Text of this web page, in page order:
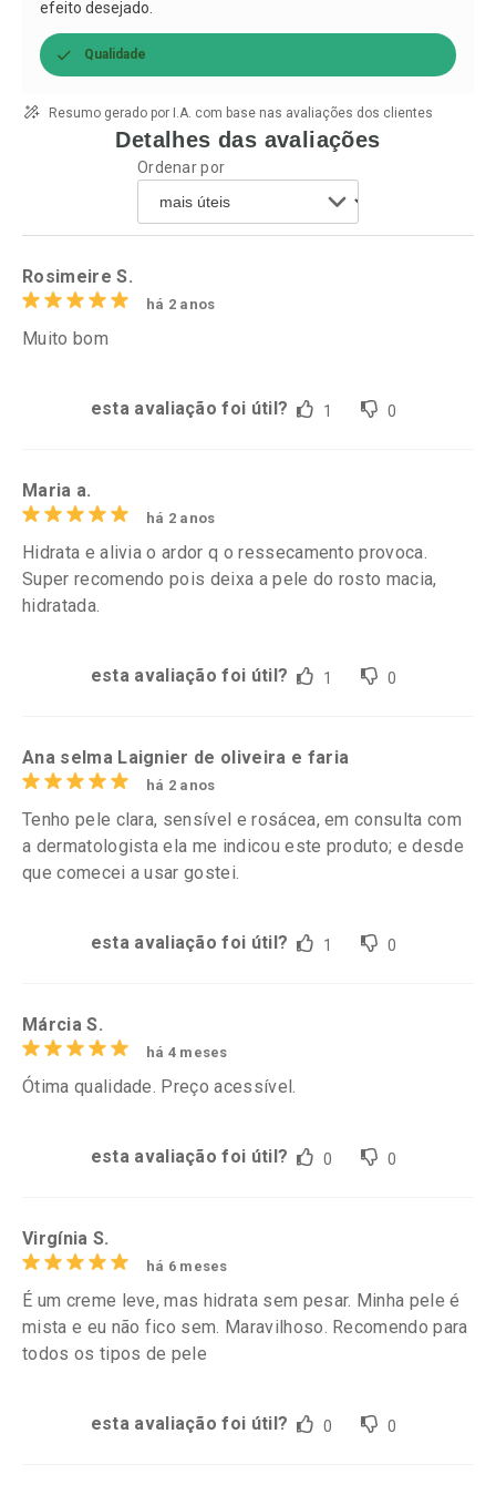
efeito desejado.
Qualidade
Resumo gerado por I.A. com base nas avaliações dos clientes
Detalhes das avaliações
Ordenar por
Rosimeire S.
há 2 anos
Muito bom
esta avaliação foi útil? 1 0
Maria a.
há 2 anos
Hidrata e alivia o ardor q o ressecamento provoca.
Super recomendo pois deixa a pele do rosto macia,
hidratada.
esta avaliação foi útil? 1 0
Ana selma Laignier de oliveira e faria
há 2 anos
Tenho pele clara, sensível e rosácea, em consulta com
a dermatologista ela me indicou este produto; e desde
que comecei a usar gostei.
esta avaliação foi útil? 1 0
Márcia S.
há 4 meses
Ótima qualidade. Preço acessível.
esta avaliação foi útil? 0 0
Virgínia S.
há 6 meses
É um creme leve, mas hidrata sem pesar. Minha pele é
mista e eu não fico sem. Maravilhoso. Recomendo para
todos os tipos de pele
esta avaliação foi útil? 0 0